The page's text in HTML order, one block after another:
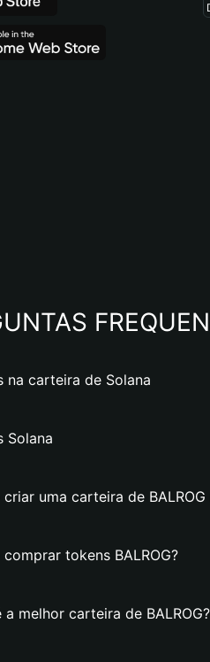
na carteira de Solana
Solana
criar uma carteira de
tokens BALROG?
a melhor carteira de BALROG?